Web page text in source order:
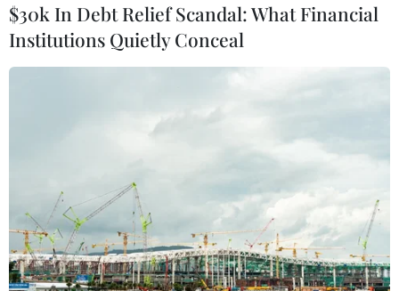
Đội tuyển Việt Nam sẵn sàng nhập cuộc. (Ảnh: Minh
18g30 tối nay (20/11), đội tuyển Việt Nam sẽ bắt
đầu hành trình chinh phục AFF Cup 2016 bằng
trận ra quân bảng B gặp chủ nhà Myanmar.
Trận đấu này được xem là bước đệm quan
$30k In Debt Relief Scandal: What Financial
Institutions Quietly Conceal